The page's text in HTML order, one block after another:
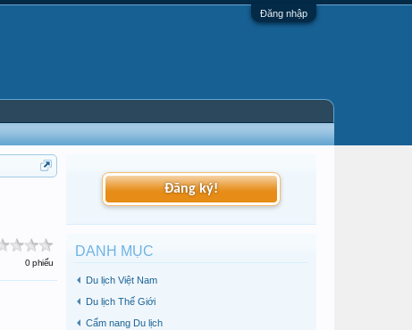
Đăng nhập
0 phiếu
Đăng ký!
DANH MỤC
Du lịch Việt Nam
Du lịch Thế Giới
Cẩm nang Du lịch